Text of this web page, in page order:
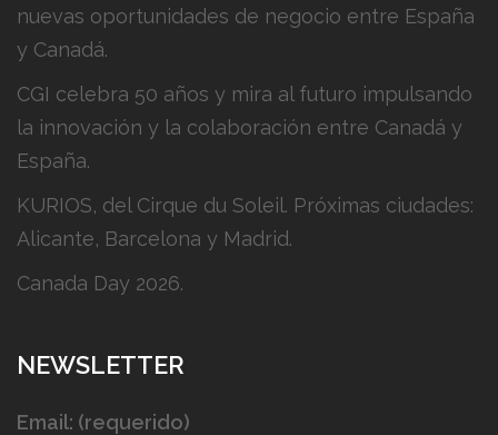
nuevas oportunidades de negocio entre España
y Canadá.
CGI celebra 50 años y mira al futuro impulsando
la innovación y la colaboración entre Canadá y
España.
KURIOS, del Cirque du Soleil. Próximas ciudades:
Alicante, Barcelona y Madrid.
Canada Day 2026.
NEWSLETTER
Email: (requerido)